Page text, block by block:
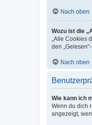
Nach oben
Wozu ist die
„Alle Cookies
den
Nach oben
Wie kann ich
Wenn du dich
angezeigt,